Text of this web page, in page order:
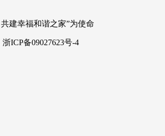
建幸福和谐之家”为使命
ICP备09027623号-4